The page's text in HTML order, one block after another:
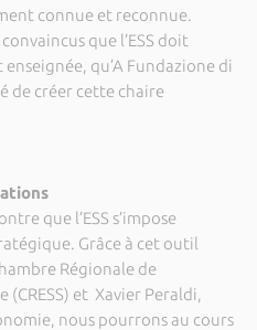
connue et reconnue.
que l’ESS doit
qu’A Fundazione di
de créer cette chaire
que l’ESS s’impose
Grâce à cet outil
Régionale de
(CRESS) et Xavier Peraldi,
nous pourrons au cours